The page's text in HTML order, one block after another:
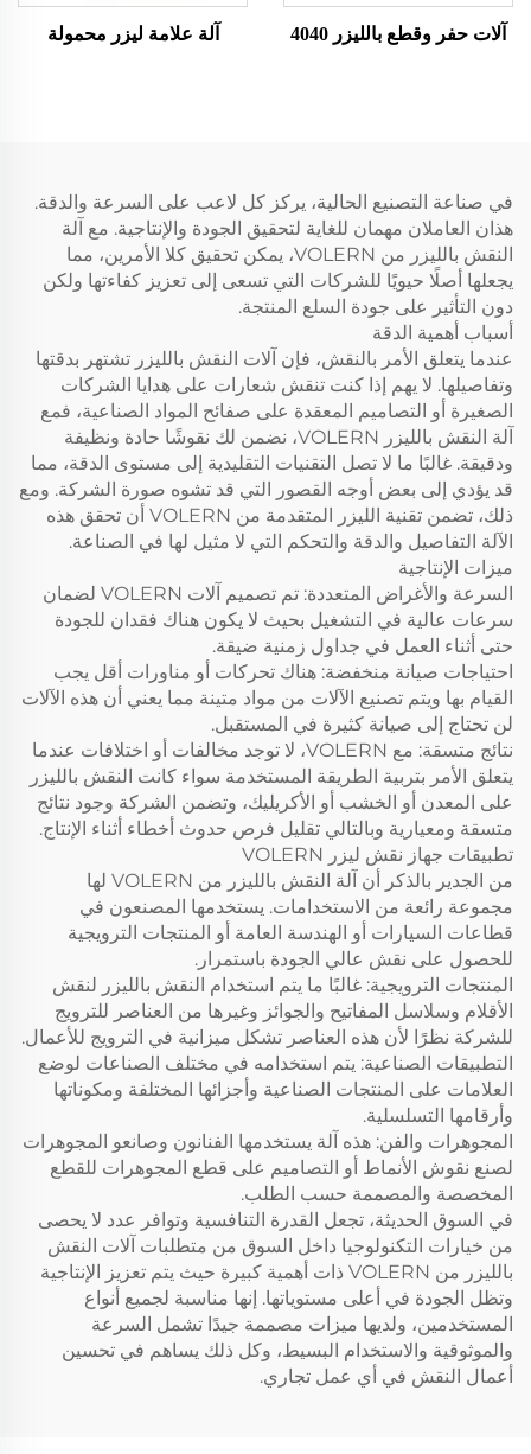
آلات حفر وقطع بالليزر 4040 آلة علامة ليزر محمولة
في صناعة التصنيع الحالية، يركز كل لاعب على السرعة والدقة.
هذان العاملان مهمان للغاية لتحقيق الجودة والإنتاجية. مع آلة
النقش بالليزر من VOLERN، يمكن تحقيق كلا الأمرين، مما
يجعلها أصلًا حيويًا للشركات التي تسعى إلى تعزيز كفاءتها ولكن
دون التأثير على جودة السلع المنتجة.
أسباب أهمية الدقة
عندما يتعلق الأمر بالنقش، فإن آلات النقش بالليزر تشتهر بدقتها
وتفاصيلها. لا يهم إذا كنت تنقش شعارات على هدايا الشركات
الصغيرة أو التصاميم المعقدة على صفائح المواد الصناعية، فمع
آلة النقش بالليزر VOLERN، نضمن لك نقوشًا حادة ونظيفة
ودقيقة. غالبًا ما لا تصل التقنيات التقليدية إلى مستوى الدقة، مما
قد يؤدي إلى بعض أوجه القصور التي قد تشوه صورة الشركة. ومع
ذلك، تضمن تقنية الليزر المتقدمة من VOLERN أن تحقق هذه
الآلة التفاصيل والدقة والتحكم التي لا مثيل لها في الصناعة.
ميزات الإنتاجية
السرعة والأغراض المتعددة: تم تصميم آلات VOLERN لضمان
سرعات عالية في التشغيل بحيث لا يكون هناك فقدان للجودة
حتى أثناء العمل في جداول زمنية ضيقة.
احتياجات صيانة منخفضة: هناك تحركات أو مناورات أقل يجب
القيام بها ويتم تصنيع الآلات من مواد متينة مما يعني أن هذه الآلات
لن تحتاج إلى صيانة كثيرة في المستقبل.
نتائج متسقة: مع VOLERN، لا توجد مخالفات أو اختلافات عندما
يتعلق الأمر بتربية الطريقة المستخدمة سواء كانت النقش بالليزر
على المعدن أو الخشب أو الأكريليك، وتضمن الشركة وجود نتائج
متسقة ومعيارية وبالتالي تقليل فرص حدوث أخطاء أثناء الإنتاج.
تطبيقات جهاز نقش ليزر VOLERN
من الجدير بالذكر أن آلة النقش بالليزر من VOLERN لها
مجموعة رائعة من الاستخدامات. يستخدمها المصنعون في
قطاعات السيارات أو الهندسة العامة أو المنتجات الترويجية
للحصول على نقش عالي الجودة باستمرار.
المنتجات الترويجية: غالبًا ما يتم استخدام النقش بالليزر لنقش
الأقلام وسلاسل المفاتيح والجوائز وغيرها من العناصر للترويج
للشركة نظرًا لأن هذه العناصر تشكل ميزانية في الترويج للأعمال.
التطبيقات الصناعية: يتم استخدامه في مختلف الصناعات لوضع
العلامات على المنتجات الصناعية وأجزائها المختلفة ومكوناتها
وأرقامها التسلسلية.
المجوهرات والفن: هذه آلة يستخدمها الفنانون وصانعو المجوهرات
لصنع نقوش الأنماط أو التصاميم على قطع المجوهرات للقطع
المخصصة والمصممة حسب الطلب.
في السوق الحديثة، تجعل القدرة التنافسية وتوافر عدد لا يحصى
من خيارات التكنولوجيا داخل السوق من متطلبات آلات النقش
بالليزر من VOLERN ذات أهمية كبيرة حيث يتم تعزيز الإنتاجية
وتظل الجودة في أعلى مستوياتها. إنها مناسبة لجميع أنواع
المستخدمين، ولديها ميزات مصممة جيدًا تشمل السرعة
والموثوقية والاستخدام البسيط، وكل ذلك يساهم في تحسين
أعمال النقش في أي عمل تجاري.